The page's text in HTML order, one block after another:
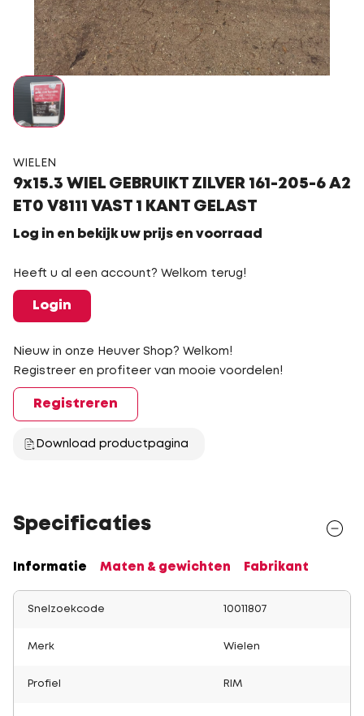
WIELEN
9x15.3 WIEL GEBRUIKT ZILVER 161-205-6 A2
ET0 V8111 VAST 1 KANT GELAST
Log in en bekijk uw prijs en voorraad
Heeft u al een account? Welkom terug!
Login
Nieuw in onze Heuver Shop? Welkom!
Registreer en profiteer van mooie voordelen!
Registreren
Download productpagina
Specificaties
Informatie Maten & gewichten Fabrikant
Snelzoekcode 10011807
Merk Wielen
Profiel RIM